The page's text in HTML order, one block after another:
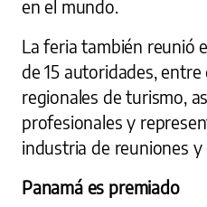
en el mundo.
La feria también reunió
de 15 autoridades,
regionales de turismo,
profesionales y
industria de reuniones y
Panamá es premiado